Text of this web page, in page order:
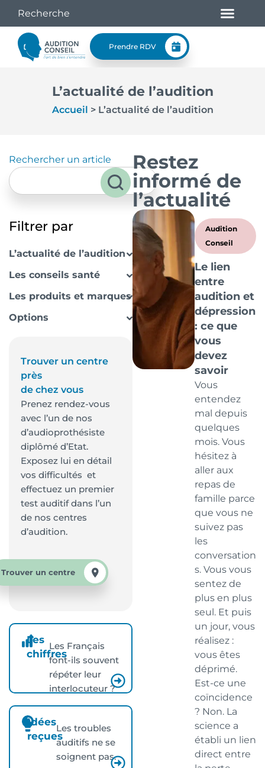
Prendre RDV
L’actualité de l’audition
Accueil > L’actualité de l’audition
Rechercher un article
Filtrer par
L’actualité de l’audition
Les conseils santé
Les produits et marques
Options
Trouver un centre
près
de chez vous
Prenez rendez-vous
avec l’un de nos
d’audioprothésiste
diplômé d’Etat.
Exposez lui en détail
vos difficultés et
effectuez un premier
test auditif dans l’un
de nos centres
d’audition.
Trouver un centre
Les
chiffres
Les Français
font-ils souvent
répéter leur
interlocuteur ?
Idées
reçues
Les troubles
auditifs ne se
soignent pas.
Restez
informé de
l’actualité
Audition
Conseil
Le lien
entre
audition et
dépression
: ce que
vous
devez
savoir
Vous
entendez
mal depuis
quelques
mois. Vous
hésitez à
aller aux
repas de
famille parce
que vous ne
suivez pas
les
conversation
s. Vous vous
sentez de
plus en plus
seul. Et puis
un jour, vous
réalisez :
vous êtes
déprimé.
Est-ce une
coïncidence
? Non. La
science a
établi un lien
direct entre